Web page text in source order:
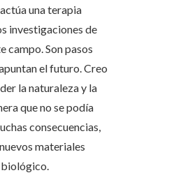
una terapia
investigaciones de
campo. Son pasos
el futuro. Creo
la naturaleza y la
que no se podía
consecuencias,
materiales